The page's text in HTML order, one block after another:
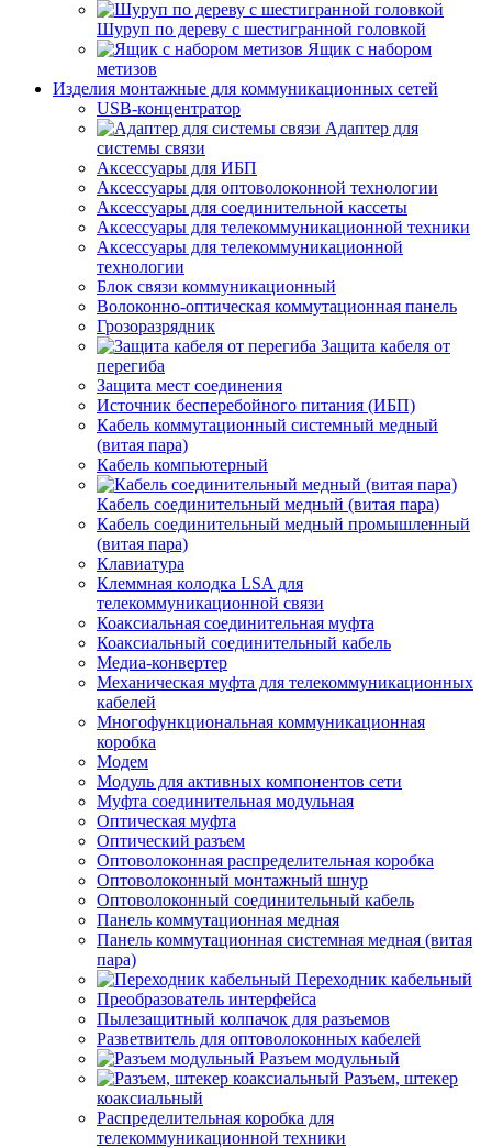
Шуруп по дереву с шестигранной головкой
Ящик с набором
метизов
Изделия монтажные для коммуникационных сетей
USB-концентратор
Адаптер для
системы связи
Аксессуары для ИБП
Аксессуары для оптоволоконной технологии
Аксессуары для соединительной кассеты
Аксессуары для телекоммуникационной техники
Аксессуары для телекоммуникационной
технологии
Блок связи коммуникационный
Волоконно-оптическая коммутационная панель
Грозоразрядник
Защита кабеля от
перегиба
Защита мест соединения
Источник бесперебойного питания (ИБП)
Кабель коммутационный системный медный
(витая пара)
Кабель компьютерный
Кабель соединительный медный (витая пара)
Кабель соединительный медный промышленный
(витая пара)
Клавиатура
Клеммная колодка LSA для
телекоммуникационной связи
Коаксиальная соединительная муфта
Коаксиальный соединительный кабель
Медиа-конвертер
Механическая муфта для телекоммуникационных
кабелей
Многофункциональная коммуникационная
коробка
Модем
Модуль для активных компонентов сети
Муфта соединительная модульная
Оптическая муфта
Оптический разъем
Оптоволоконная распределительная коробка
Оптоволоконный монтажный шнур
Оптоволоконный соединительный кабель
Панель коммутационная медная
Панель коммутационная системная медная (витая
пара)
Переходник кабельный
Преобразователь интерфейса
Пылезащитный колпачок для разъемов
Разветвитель для оптоволоконных кабелей
Разъем модульный
Разъем, штекер
коаксиальный
Распределительная коробка для
телекоммуникационной техники